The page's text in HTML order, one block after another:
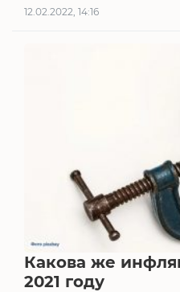
12.02.2022, 14:16
Какова же
2021 году